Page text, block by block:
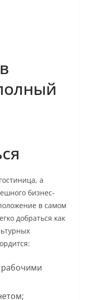
а
бизнес-
в самом
добраться как